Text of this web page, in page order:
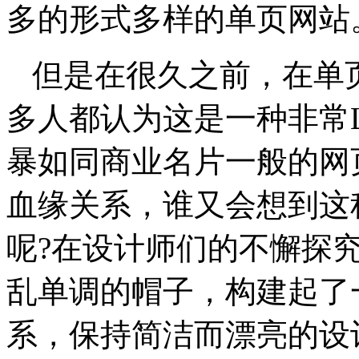
多的形式多样的单页网站
但是在很久之前，在单
多人都认为这是一种非
暴如同商业名片一般的
血缘关系，谁又会想到
呢?在设计师们的不懈探
乱单调的帽子，构建起
系，保持简洁而漂亮的